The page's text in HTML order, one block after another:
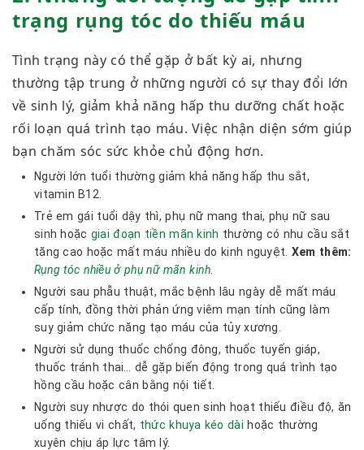
trạng rụng tóc do thiếu máu
Tình trạng này có thể gặp ở bất kỳ ai, nhưng
thường tập trung ở những người có sự thay đổi lớn
về sinh lý, giảm khả năng hấp thu dưỡng chất hoặc
rối loạn quá trình tạo máu. Việc nhận diện sớm giúp
bạn chăm sóc sức khỏe chủ động hơn.
Người lớn tuổi thường giảm khả năng hấp thu sắt,
vitamin B12.
Trẻ em gái tuổi dậy thì, phụ nữ mang thai, phụ nữ sau
sinh hoặc giai đoạn tiền mãn kinh thường có nhu cầu sắt
tăng cao hoặc mất máu nhiều do kinh nguyệt. Xem thêm:
Rụng tóc nhiều ở phụ nữ mãn kinh.
Người sau phẫu thuật, mắc bệnh lâu ngày dễ mất máu
cấp tính, đồng thời phản ứng viêm mạn tính cũng làm
suy giảm chức năng tạo máu của tủy xương.
Người sử dụng thuốc chống đông, thuốc tuyến giáp,
thuốc tránh thai… dễ gặp biến động trong quá trình tạo
hồng cầu hoặc cân bằng nội tiết.
Người suy nhược do thói quen sinh hoạt thiếu điều độ, ăn
uống thiếu vi chất, thức khuya kéo dài hoặc thường
xuyên chịu áp lực tâm lý.